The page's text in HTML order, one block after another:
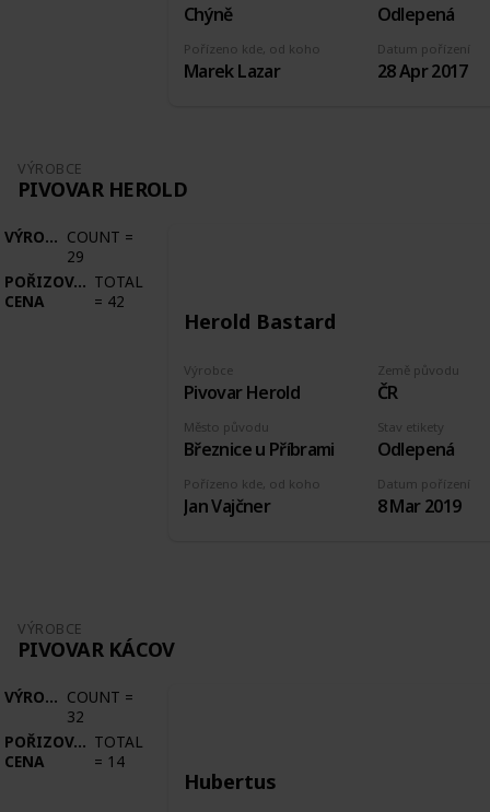
Pořízeno kde, od koho
Marek Lazar
Odlepená
Datum pořízení
28 Apr 2017
Chýně
VÝROBCE
PIVOVAR HEROLD
VÝROBCE COUNT =
29
POŘIZOVACÍ
CENA
TOTAL
= 42
Herold Bastard
Výrobce
Pivovar Herold
Země původu
ČR
Pořízeno kde, od koho
Jan Vajčner
Stav etikety
Odlepená
Datum pořízení
8 Mar 2019
Město původu
Březnice u Příbrami
VÝROBCE
PIVOVAR KÁCOV
VÝROBCE COUNT =
32
POŘIZOVACÍ
CENA
TOTAL
= 14
Hubertus